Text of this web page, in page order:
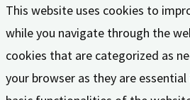
This website uses cookies to
while you navigate through the
cookies that are categorized as
your browser as they are